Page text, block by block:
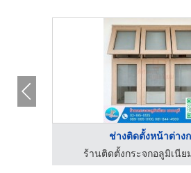
ช่างติดตั้งหน้าต่าง
ร้านติดตั้งกระจกอลูมิเนี